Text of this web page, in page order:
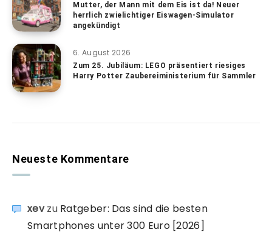
Mutter, der Mann mit dem Eis ist da! Neuer
herrlich zwielichtiger Eiswagen-Simulator
angekündigt
6. August 2026
Zum 25. Jubiläum: LEGO präsentiert riesiges
Harry Potter Zaubereiministerium für Sammler
Neueste Kommentare
xevzu Ratgeber: Das sind die besten
Smartphones unter 300 Euro [2026]